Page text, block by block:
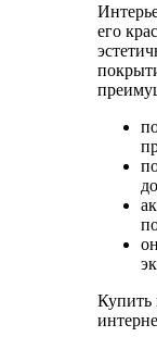
его
Купить